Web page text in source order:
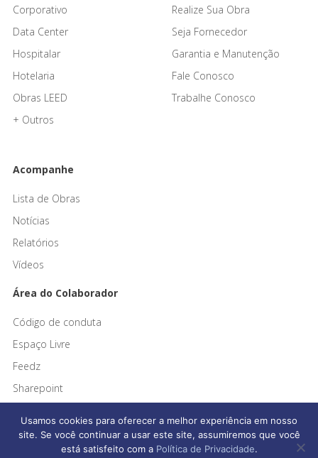
Corporativo
Data Center
Hospitalar
Hotelaria
Obras LEED
+ Outros
Realize Sua Obra
Seja Fornecedor
Garantia e Manutenção
Fale Conosco
Trabalhe Conosco
Acompanhe
Lista de Obras
Notícias
Relatórios
Vídeos
Área do Colaborador
Código de conduta
Espaço Livre
Feedz
Sharepoint
Usamos cookies para oferecer a melhor experiência em nosso
site. Se você continuar a usar este site, assumiremos que você
está satisfeito com a Política de Privacidade.